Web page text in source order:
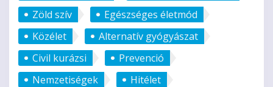
Zöld szív
Egészséges életmód
Közélet
Alternatív gyógyászat
Civil kurázsi
Prevenció
Nemzetiségek
Hitélet